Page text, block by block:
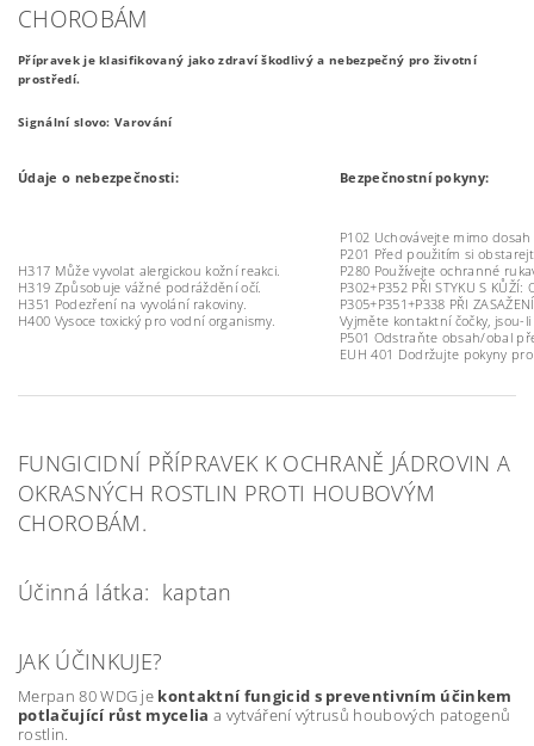
CHOROBÁM
Přípravek je klasifikovaný jako zdraví škodlivý a nebezpečný pro životní
prostředí.
Signální slovo: Varování
Údaje o nebezpečnosti: Bezpečnostní pokyny:
H317 Může vyvolat alergickou kožní reakci.
H319 Způsobuje vážné podráždění očí.
H351 Podezření na vyvolání rakoviny.
H400 Vysoce toxický pro vodní organismy.
P102 Uchovávejte mimo
P201 Před použitím si
P280 Používejte ochranné
P302+P352 PŘI STYKU S
P305+P351+P338 PŘI
Vyjměte kontaktní čočky, jsou-
P501 Odstraňte obsah/obal
EUH 401 Dodržujte pokyny
FUNGICIDNÍ PŘÍPRAVEK K OCHRANĚ JÁDROVIN A
OKRASNÝCH ROSTLIN PROTI HOUBOVÝM
CHOROBÁM.
Účinná látka: kaptan
JAK ÚČINKUJE?
Merpan 80 WDG je kontaktní fungicid s preventivním účinkem
potlačující růst mycelia a vytváření výtrusů houbových patogenů
rostlin.